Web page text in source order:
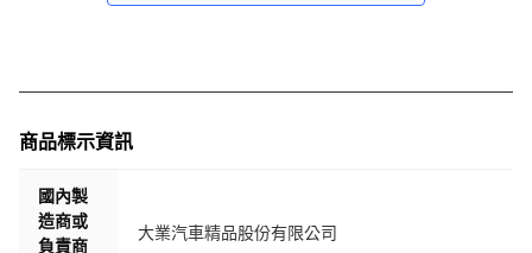
商品標示資訊
國內製
造商或
負責商
大業汽車精品股份有限公司